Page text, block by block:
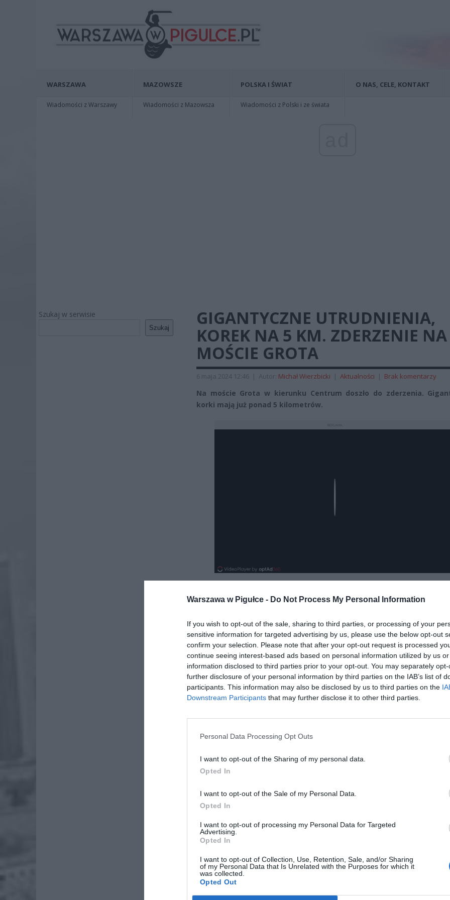
Warszawa w Pigułce - Do Not Process My Personal Information
If you wish to opt-out of the sale, sharing to third parties, or processing of your
sensitive information for targeted advertising by us, please use the below opt-out
confirm your selection. Please note that after your opt-out request is processed
continue seeing interest-based ads based on personal information utilized by us
information disclosed to third parties prior to your opt-out. You may separately
further disclosure of your personal information by third parties on the IAB’s list of
participants. This information may also be disclosed by us to third parties on the
Downstream Participants that may further disclose it to other third parties.
Personal Data Processing Opt Outs
I want to opt-out of the Sharing of my personal data.
Opted In
I want to opt-out of the Sale of my Personal Data.
Opted In
I want to opt-out of processing my Personal Data for Targeted
Advertising.
Opted In
I want to opt-out of Collection, Use, Retention, Sale, and/or Sharing
of my Personal Data that Is Unrelated with the Purposes for which it
was collected.
Opted Out
WARSZAWA
Wiadomości z Warszawy
MAZOWSZE
Wiadomości z Mazowsza
POLSKA I ŚWIAT
Wiadomości z Polski i ze świata
O NAS, CELE, KONTAKT
Szukaj w serwisie
Szukaj
GIGANTYCZNE UTRUDNIENIA,
KOREK NA 5 KM. ZDERZENIE NA
MOŚCIE GROTA
6 maja 2024 12:46 | Autor: Michał Wierzbicki | Aktualności | Brak komentarzy
Na moście Grota w kierunku Centrum doszło do zderzenia.
korki mają już ponad 5 kilometrów.
Fot. Warszawa w Pigułce
ZOBACZ RÓWNIEŻ:
Nawet 3600 zł miesięcznie zamiast 800+. Nowa propozycja dla